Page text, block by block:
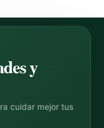
y
cuidar mejor tus